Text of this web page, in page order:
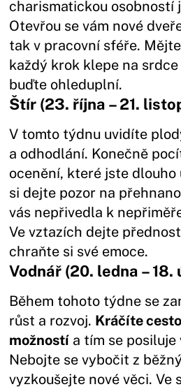
charismatickou osobností
Otevřou se vám nové
tak v pracovní sféře.
každý krok klepe na
buďte ohleduplní.
Štír (23. října – 21.
V tomto týdnu uvidíte
a odhodlání. Konečně
ocenění, které jste dlouho
si dejte pozor na
vás nepřivedla k
Ve vztazích dejte
chraňte si své emoce.
Vodnář (20. ledna – 18.
Během tohoto týdne se
růst a rozvoj. Kráčíte
možností a tím se posiluje
Nebojte se vybočit z
vyzkoušejte nové věci. Ve